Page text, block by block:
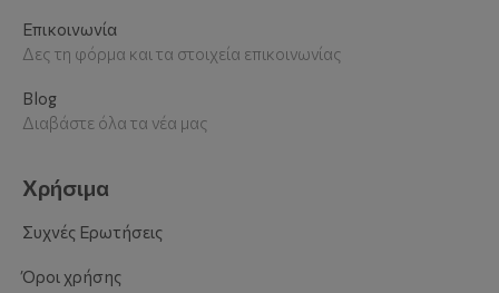
Επικοινωνία
Δες τη φόρμα και τα στοιχεία επικοινωνίας
Blog
Διαβάστε όλα τα νέα μας
Χρήσιμα
Συχνές Ερωτήσεις
Όροι χρήσης